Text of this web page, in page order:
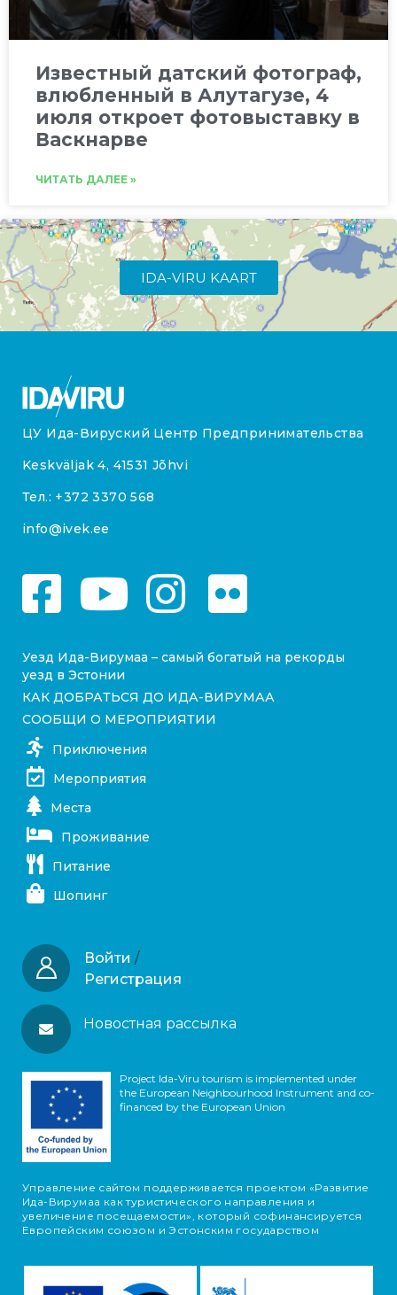
Известный датский фотограф,
влюбленный в Алутагузе, 4
июля откроет фотовыставку в
Васкнарве
ЧИТАТЬ ДАЛЕЕ »
IDA-VIRU KAART
ЦУ Ида-Вируский Центр Предпринимательства
Keskväljak 4, 41531 Jõhvi
Тел.: +372 3370 568
info@ivek.ee
Уезд Ида-Вирумаа – самый богатый на рекорды
уезд в Эстонии
КАК ДОБРАТЬСЯ ДО ИДА-ВИРУМАА
СООБЩИ О МЕРОПРИЯТИИ
Приключения
Мероприятия
Места
Проживание
Питание
Шопинг
Войти /
Регистрация
Новостная рассылка
Project Ida-Viru tourism is implemented under
the European Neighbourhood Instrument and co-
financed by the European Union
Управление сайтом поддерживается проектом «Развитие
Ида-Вирумаа как туристического направления и
увеличение посещаемости», который софинансируется
Европейским союзом и Эстонским государством